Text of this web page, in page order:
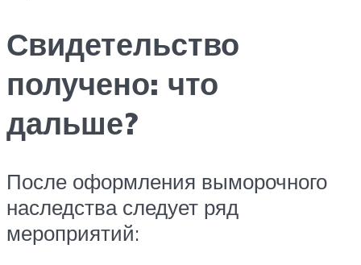
Свидетельство
получено: что
дальше?
После оформления выморочного
наследства следует ряд
мероприятий: